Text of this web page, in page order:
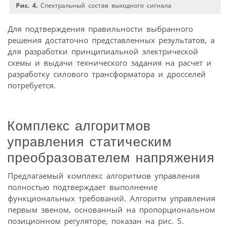
Рис. 4. Спектральный состав выходного сигнала
Для подтверждения правильности выбранного
решения достаточно представленных результатов, а
для разработки принципиальной электрической
схемы и выдачи технического задания на расчет и
разработку силового трансформатора и дросселей
потребуется.
Комплекс алгоритмов
управления статическим
преобразователем напряжения
Предлагаемый комплекс алгоритмов управления
полностью подтверждает выполнение
функциональных требований. Алгоритм управления
первым звеном, основанный на пропорциональном
позиционном регуляторе, показан на рис. 5.